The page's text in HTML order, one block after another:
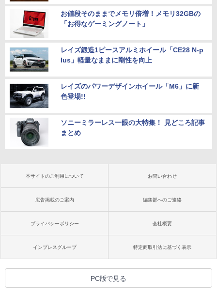
お値段そのままでメモリ倍増！メモリ32GBの
「お得なゲーミングノート」
レイズ鍛造1ピースアルミホイール「CE28 N-p
lus」軽量なままに剛性を向上
レイズのパワーデザインホイール「M6」に新
色登場!!
ソニーミラーレス一眼の大特集！ 見どころ記事
まとめ
本サイトのご利用について お問い合わせ
広告掲載のご案内 編集部へのご連絡
プライバシーポリシー 会社概要
インプレスグループ 特定商取引法に基づく表示
PC版で見る